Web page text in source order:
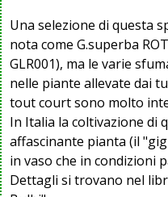
Una selezione di questa
nota come G.superba
GLR001), ma le varie
nelle piante allevate dai
tout court sono molto
In Italia la coltivazione di
affascinante pianta (il
in vaso che in condizioni
Dettagli si trovano nel